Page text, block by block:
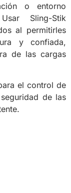
o entorno
Sling-Stik
al permitirles
y confiada,
de las cargas
el control de
de las